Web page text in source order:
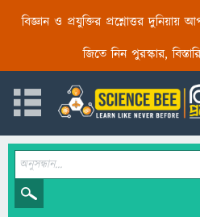
বিজ্ঞান ও প্রযুক্তির প্রশ্নোত্তর দুনিয়ায়
জিতে নিন পুরস্কার,